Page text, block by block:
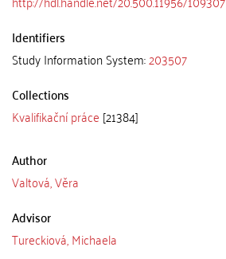
Identifiers
Study Information System:203507
Collections
Kvalifikační práce [21384]
Author
Valtová, Věra
Advisor
Tureckiová, Michaela